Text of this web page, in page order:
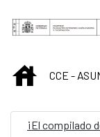
Saut au
INICIO
CCE -